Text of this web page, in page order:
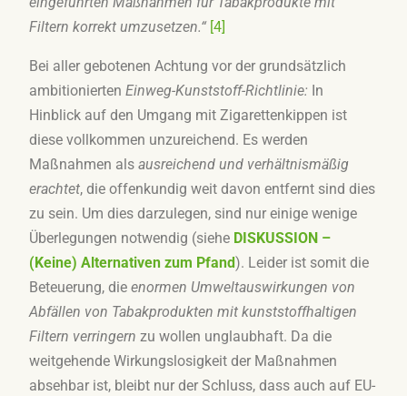
Filtern korrekt umzusetzen.“ [4]
Bei aller gebotenen Achtung vor der grundsätzlich
ambitionierten Einweg-Kunststoff-Richtlinie: In
Hinblick auf den Umgang mit Zigarettenkippen ist
diese vollkommen unzureichend. Es werden
Maßnahmen als ausreichend und verhältnismäßig
erachtet, die offenkundig weit davon entfernt sind dies
zu sein. Um dies darzulegen, sind nur einige wenige
Überlegungen notwendig (siehe DISKUSSION –
(Keine) Alternativen zum Pfand). Leider ist somit die
Beteuerung, die enormen Umweltauswirkungen von
Abfällen von Tabakprodukten mit kunststoffhaltigen
Filtern verringern zu wollen unglaubhaft. Da die
weitgehende Wirkungslosigkeit der Maßnahmen
absehbar ist, bleibt nur der Schluss, dass auch auf EU-